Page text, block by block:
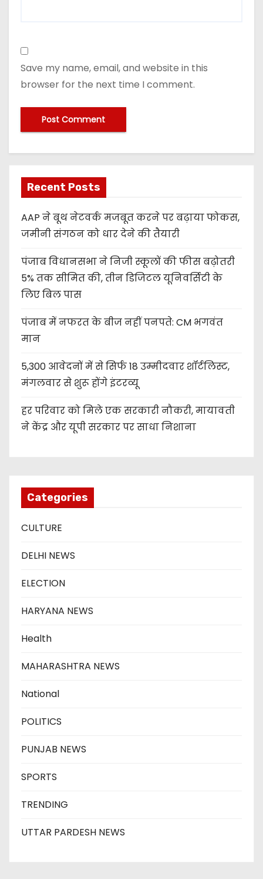
Save my name, email, and website in this
browser for the next time I comment.
Recent Posts
AAP ने बूथ नेटवर्क मजबूत करने पर बढ़ाया फोकस,
जमीनी संगठन को धार देने की तैयारी
पंजाब विधानसभा ने निजी स्कूलों की फीस बढ़ोतरी
5% तक सीमित की, तीन डिजिटल यूनिवर्सिटी के
लिए बिल पास
पंजाब में नफरत के बीज नहीं पनपते: CM भगवंत
मान
5,300 आवेदनों में से सिर्फ 18 उम्मीदवार शॉर्टलिस्ट,
मंगलवार से शुरू होंगे इंटरव्यू
हर परिवार को मिले एक सरकारी नौकरी, मायावती
ने केंद्र और यूपी सरकार पर साधा निशाना
Categories
CULTURE
DELHI NEWS
ELECTION
HARYANA NEWS
Health
MAHARASHTRA NEWS
National
POLITICS
PUNJAB NEWS
SPORTS
TRENDING
UTTAR PARDESH NEWS